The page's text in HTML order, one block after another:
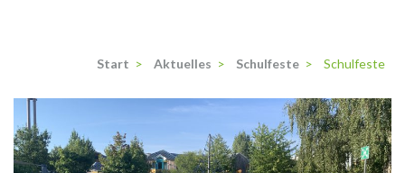
Start > Aktuelles > Schulfeste > Schulfeste